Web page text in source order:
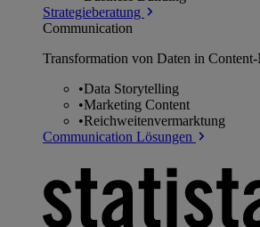
Strategieberatung
Communication
Transformation von Daten in
•Data Storytelling
•Marketing Content
•Reichweitenvermarktung
Communication Lösungen